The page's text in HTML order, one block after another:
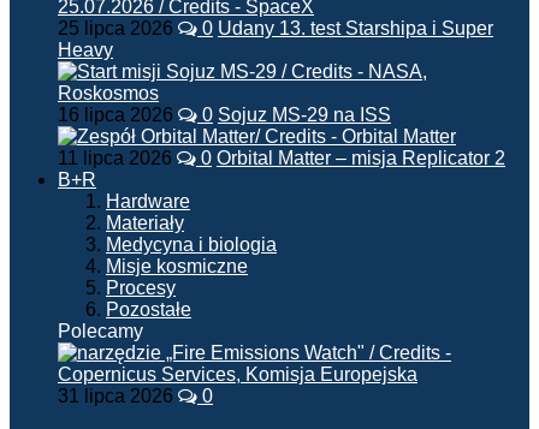
25 lipca 2026 0 Udany 13. test Starshipa i Super
Heavy
16 lipca 2026 0 Sojuz MS-29 na ISS
11 lipca 2026 0 Orbital Matter – misja Replicator 2
B+R
Hardware
Materiały
Medycyna i biologia
Misje kosmiczne
Procesy
Pozostałe
Polecamy
31 lipca 2026 0